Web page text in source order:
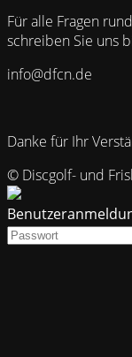
Für alle Fragen
schreiben Sie uns
info@dfcn.de
Danke für Ihr
© Discgolf- und